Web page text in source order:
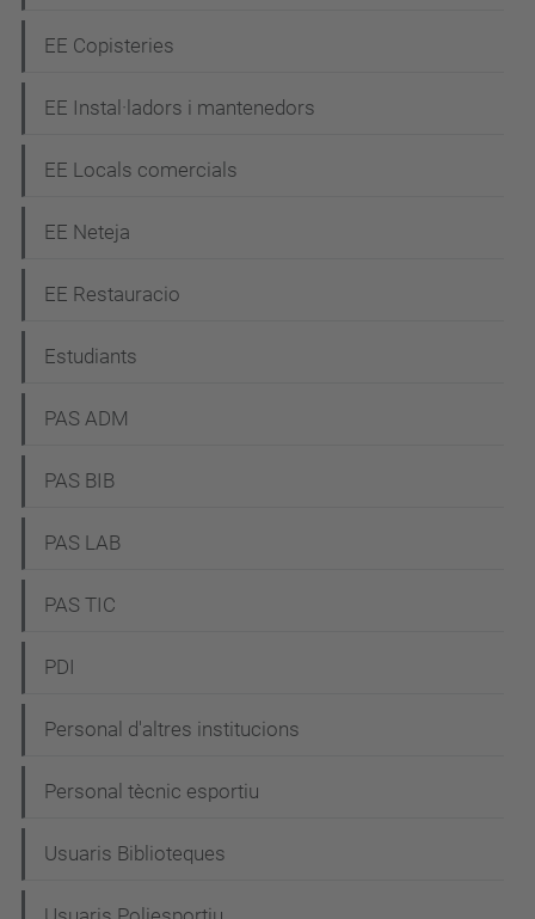
i
ó
EE Copisteries
EE Instal·ladors i mantenedors
EE Locals comercials
EE Neteja
EE Restauracio
Estudiants
PAS ADM
PAS BIB
PAS LAB
PAS TIC
PDI
Personal d'altres institucions
Personal tècnic esportiu
Usuaris Biblioteques